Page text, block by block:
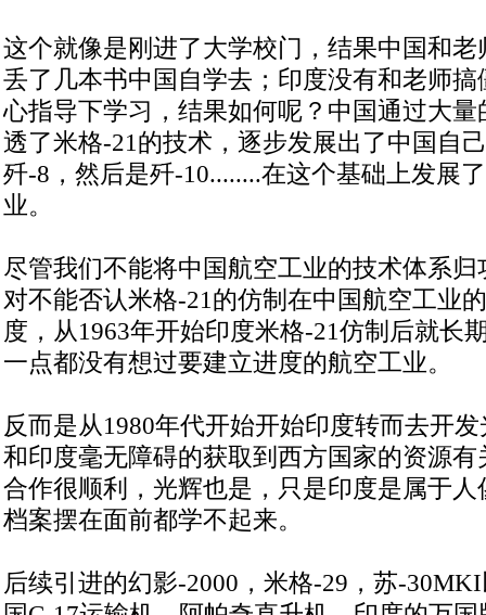
这个就像是刚进了大学校门，结果中国和
丢了几本书中国自学去；印度没有和老师
心指导下学习，结果如何呢？中国通过大
透了米格-21的技术，逐步发展出了中国自
歼-8，然后是歼-10........在这个基础上发展
业。
尽管我们不能将中国航空工业的技术体系
对不能否认米格-21的仿制在中国航空工业
度，从1963年开始印度米格-21仿制后就长
一点都没有想过要建立进度的航空工业。
反而是从1980年代开始开始印度转而去开
和印度毫无障碍的获取到西方国家的资源
合作很顺利，光辉也是，只是印度是属于
档案摆在面前都学不起来。
后续引进的幻影-2000，米格-29，苏-